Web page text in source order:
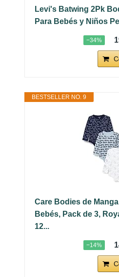
Levi's Batwing 2Pk
Para Bebés y Niños
−34%
BESTSELLER NO. 9
Care Bodies de
Bebés, Pack de 3,
12...
−14%